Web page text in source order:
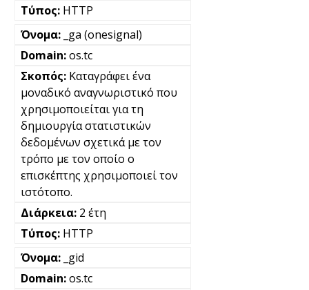
HTTP
_ga (onesignal)
os.tc
Καταγράφει ένα
μοναδικό αναγνωριστικό που
χρησιμοποιείται για τη
δημιουργία στατιστικών
δεδομένων σχετικά με τον
τρόπο με τον οποίο ο
επισκέπτης χρησιμοποιεί τον
ιστότοπο.
2 έτη
HTTP
_gid
os.tc